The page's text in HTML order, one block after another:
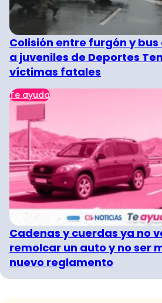
Colisión entre furgón y
a juveniles de Deportes
víctimas fatales
Te ayuda
Cadenas y cuerdas ya no
remolcar un auto y no ser
nuevo reglamento